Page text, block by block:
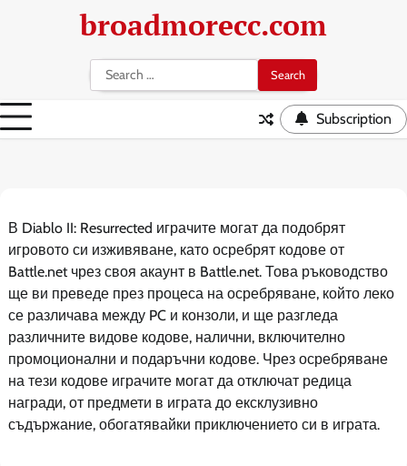
broadmorecc.com
Search
for:
Subscription
В Diablo II: Resurrected играчите могат да подобрят
игровото си изживяване, като осребрят кодове от
Battle.net чрез своя акаунт в Battle.net. Това ръководство
ще ви преведе през процеса на осребряване, който леко
се различава между PC и конзоли, и ще разгледа
различните видове кодове, налични, включително
промоционални и подаръчни кодове. Чрез осребряване
на тези кодове играчите могат да отключат редица
награди, от предмети в играта до ексклузивно
съдържание, обогатявайки приключението си в играта.